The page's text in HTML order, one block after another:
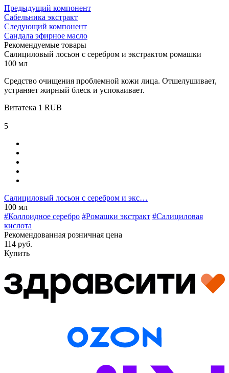
Предыдущий компонент
Сабельника экстракт
Следующий компонент
Сандала эфирное масло
Рекомендуемые товары
Салициловый лосьон с серебром и экстрактом ромашки
100 мл
Средство очищения проблемной кожи лица. Отшелушивает,
устраняет жирный блеск и успокаивает.
Витатека 1 RUB
5
Салициловый лосьон с серебром и экс…
100 мл
#Коллоидное серебро #Ромашки экстракт #Салициловая
кислота
Рекомендованная розничная цена
114 руб.
Купить